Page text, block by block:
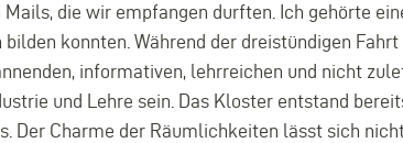
die wir empfangen durften. Ich gehörte
konnten. Während der dreistündigen
informativen, lehrreichen und nicht
und Lehre sein. Das Kloster entstand
Der Charme der Räumlichkeiten lässt sich